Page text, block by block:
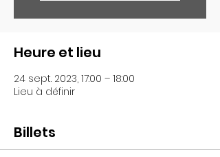
Heure et lieu
24 sept. 2023, 17:00 – 18:00
Lieu à définir
Billets